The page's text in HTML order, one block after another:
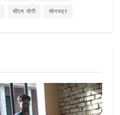
सीएम योगी सोनभद्र